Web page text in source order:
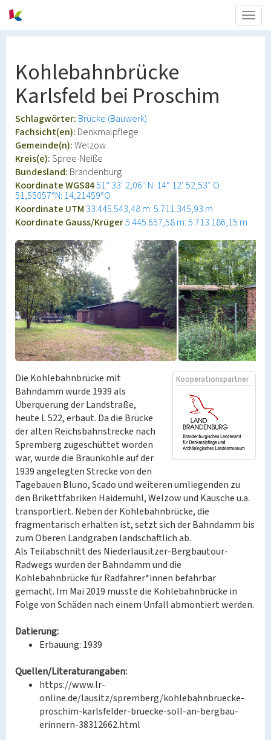
Kohlebahnbrücke
Karlsfeld bei Proschim
Schlagwörter: Brücke (Bauwerk)
Fachsicht(en): Denkmalpflege
Gemeinde(n):Welzow
Kreis(e):Spree-Neiße
Bundesland: Brandenburg
Koordinate WGS8451° 33′ 2,06″ N: 14° 12′ 52,53″ O
51,55057°N: 14,21459°O
Koordinate UTM 33.445.543,48 m: 5.711.345,93 m
Koordinate Gauss/Krüger5.445.657,58 m: 5.713.186,15 m
Kooperationspartner
Die Kohlebahnbrücke mit
Bahndamm wurde 1939 als
Überquerung der Landstraße,
heute L 522, erbaut. Da die Brücke
der alten Reichsbahnstrecke nach
Spremberg zugeschüttet worden
war, wurde die Braunkohle auf der
1939 angelegten Strecke von den
Tagebauen Bluno, Scado und weiteren umliegenden zu
den Brikettfabriken Haidemühl, Welzow und Kausche u.a.
transportiert. Neben der Kohlebahnbrücke, die
fragmentarisch erhalten ist, setzt sich der Bahndamm bis
zum Oberen Landgraben landschaftlich ab.
Als Teilabschnitt des Niederlausitzer-Bergbautour-
Radwegs wurden der Bahndamm und die
Kohlebahnbrücke für Radfahrer*innen befahrbar
gemacht. Im Mai 2019 musste die Kohlebahnbrücke in
Folge von Schäden nach einem Unfall abmontiert werden.
Datierung:
Erbauung: 1939
Quellen/Literaturangaben:
https://www.lr-
online.de/lausitz/spremberg/kohlebahnbruecke-
proschim-karlsfelder-bruecke-soll-an-bergbau-
erinnern-38312662.html